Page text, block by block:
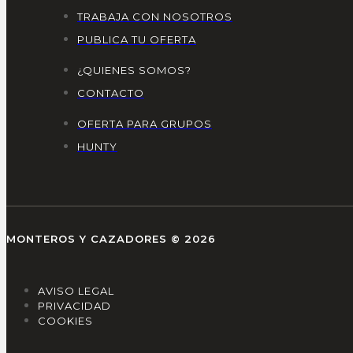
TRABAJA CON NOSOTROS
PUBLICA TU OFERTA
¿QUIENES SOMOS?
CONTACTO
OFERTA PARA GRUPOS
HUNTY
MONTEROS Y CAZADORES © 2026
AVISO LEGAL
PRIVACIDAD
COOKIES